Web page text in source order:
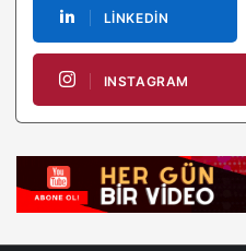
LINKEDIN
INSTAGRAM